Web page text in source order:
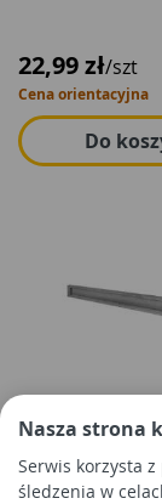
Nasza strona
Serwis korzysta
śledzenia w
22,99 zł/szt
Cena orientacyjna
Do
Podmurówka
ogrodzenia DOX
JONIEC